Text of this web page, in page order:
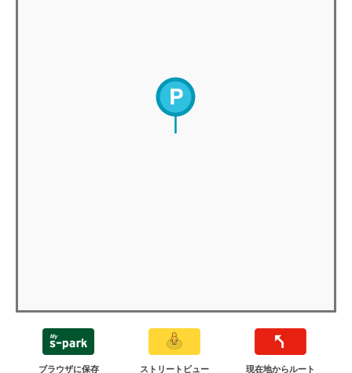
ブラウザに保存 ストリートビュー 現在地からルート